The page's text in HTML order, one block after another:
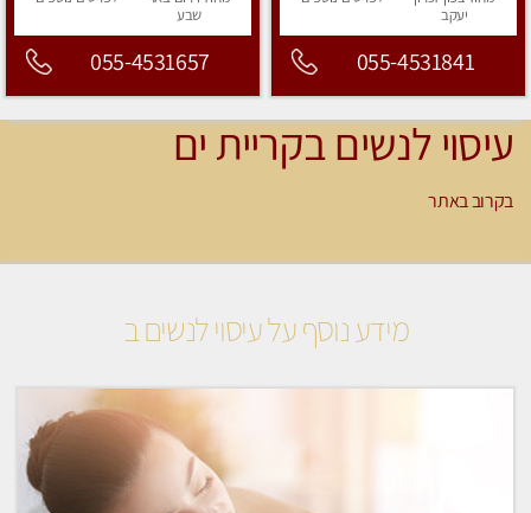
יעקב
055-4531841
שבע
055-4531657
עיסוי לנשים בקריית ים
בקרוב באתר
מידע נוסף על עיסוי לנשים ב